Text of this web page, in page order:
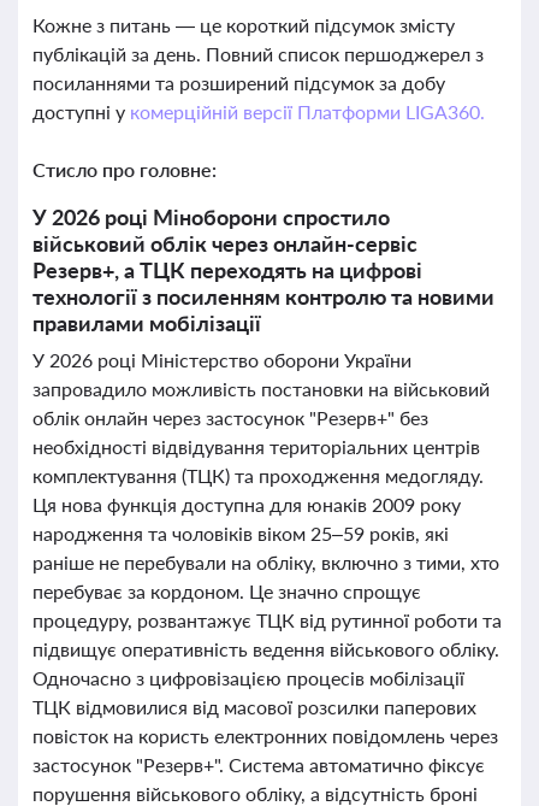
Кожне з питань — це короткий підсумок змісту
публікацій за день. Повний список першоджерел з
посиланнями та розширений підсумок за добу
доступні у комерційній версії Платформи LIGA360.
Стисло про головне:
У 2026 році Міноборони спростило
військовий облік через онлайн-сервіс
Резерв+, а ТЦК переходять на цифрові
технології з посиленням контролю та новими
правилами мобілізації
У 2026 році Міністерство оборони України
запровадило можливість постановки на військовий
облік онлайн через застосунок "Резерв+" без
необхідності відвідування територіальних центрів
комплектування (ТЦК) та проходження медогляду.
Ця нова функція доступна для юнаків 2009 року
народження та чоловіків віком 25–59 років, які
раніше не перебували на обліку, включно з тими, хто
перебуває за кордоном. Це значно спрощує
процедуру, розвантажує ТЦК від рутинної роботи та
підвищує оперативність ведення військового обліку.
Одночасно з цифровізацією процесів мобілізації
ТЦК відмовилися від масової розсилки паперових
повісток на користь електронних повідомлень через
застосунок "Резерв+". Система автоматично фіксує
порушення військового обліку, а відсутність броні